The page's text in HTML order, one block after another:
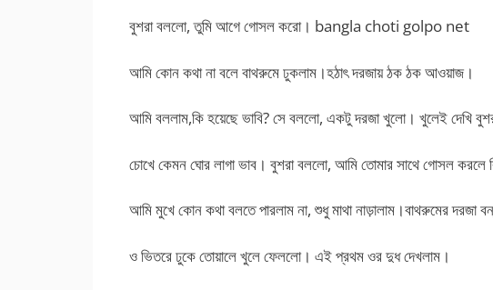
বুশরা বললো, তুমি আগে গোসল করো। bangla choti golpo net
আমি কোন কথা না বলে বাথরুমে ঢুকলাম।হঠাৎ দরজায় ঠক ঠক আওয়াজ।
আমি বললাম,কি হয়েছে ভাবি? সে বললো, একটু দরজা খুলো। খুলেই দেখি
চোখে কেমন ঘোর লাগা ভাব। বুশরা বললো, আমি তোমার সাথে গোসল করলে
আমি মুখে কোন কথা বলতে পারলাম না, শুধু মাথা নাড়ালাম।বাথরুমের দরজা
ও ভিতরে ঢুকে তোয়ালে খুলে ফেললো। এই প্রথম ওর দুধ দেখলাম।